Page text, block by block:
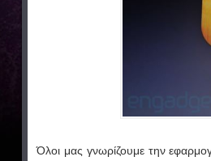
Όλοι μας γνωρίζουμε την